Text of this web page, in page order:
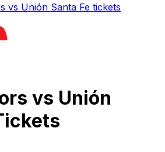
vs Unión Santa Fe tickets
vs Unión